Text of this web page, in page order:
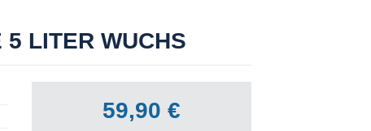
LITER WUCHS
59,90 €